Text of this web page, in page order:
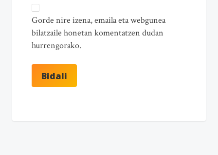
Gorde nire izena, emaila eta webgunea
bilatzaile honetan komentatzen dudan
hurrengorako.